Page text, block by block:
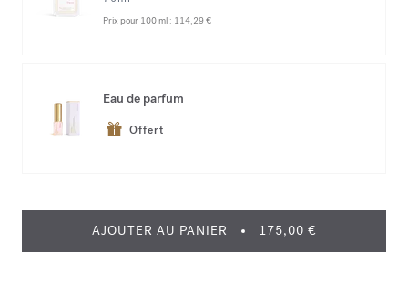
Prix pour 100 ml : 114,29 €
Eau de parfum
Offert
AJOUTER AU PANIER 175,00 €